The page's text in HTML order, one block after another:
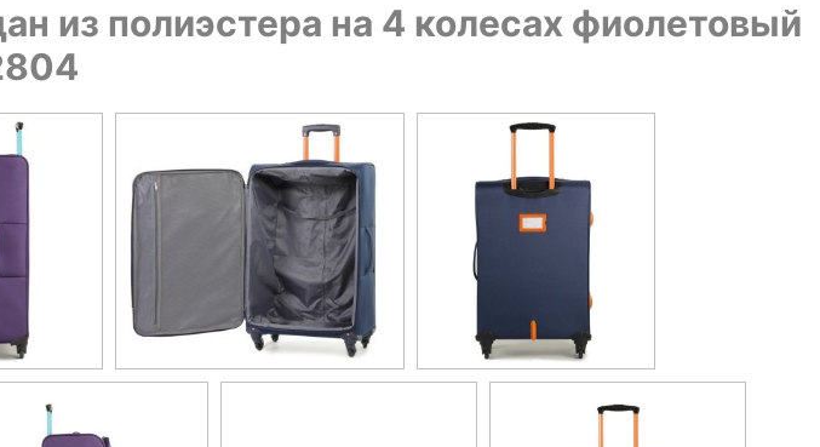
из полиэстера на 4 колесах фиолетовый